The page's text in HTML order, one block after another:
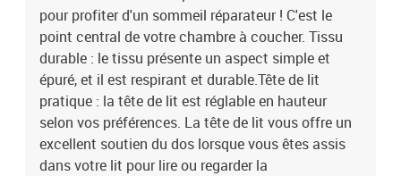
qui le rend souple et confortable. Remarque :Pour des raisons
d'hygiène, le matelas ne peut pas être retourné si l'emballage est
retiré ou ouvert.Chaque produit est livré avec un manuel de
montage dans la boîte pour un montage facile.Seule la partie avec
un symbole de ciseaux peut être coupée et seule la partie avec
l'USB continuera à fonctionner comme avant.Ce produit est doté
d'un connecteur USB, mais la source d'alimentation certifiée de
USB 5V n'est pas incluse.Lit :Couleur : marron foncéMatériau :
tissu (100 % polyester), contreplaqué, bois d'ingénierie, bois de
pour profiter d'un sommeil réparateur ! C'est le
point central de votre chambre à coucher. Tissu
durable : le tissu présente un aspect simple et
épuré, et il est respirant et durable.Tête de lit
pratique : la tête de lit est réglable en hauteur
selon vos préférences. La tête de lit vous offre un
excellent soutien du dos lorsque vous êtes assis
dans votre lit pour lire ou regarder la